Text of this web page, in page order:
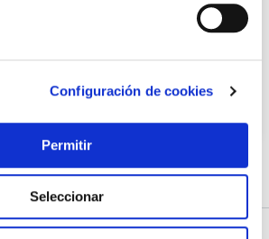
Configuración de cookies
Permitir
Seleccionar
25,40 €
Añadir al carrito